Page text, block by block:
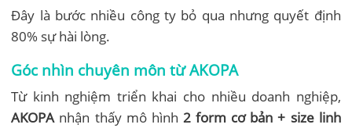
Đây là bước nhiều công ty bỏ qua nhưng quyết định
80% sự hài lòng.
Góc nhìn chuyên môn từ AKOPA
Từ kinh nghiệm triển khai cho nhiều doanh nghiệp,
AKOPAnhận thấy mô hình 2 form cơ bản + size linh